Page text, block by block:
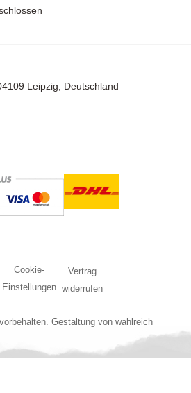
Leipzig, Deutschland
Gestaltung von wahlreich
Cookie-
Einstellungen
Vertrag
widerrufen